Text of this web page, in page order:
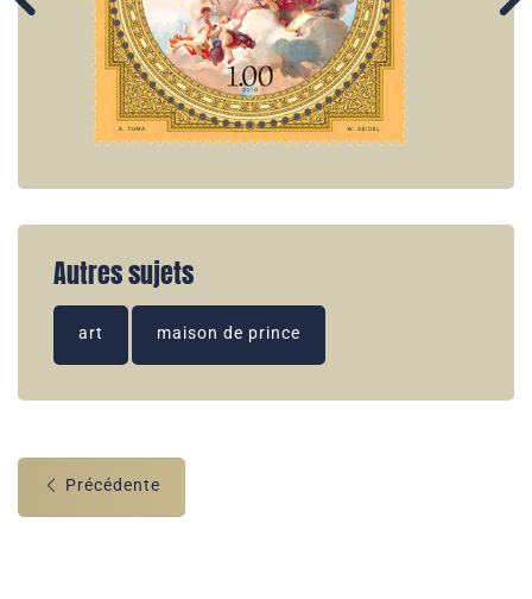
Autres sujets
art maison de prince
Précédente